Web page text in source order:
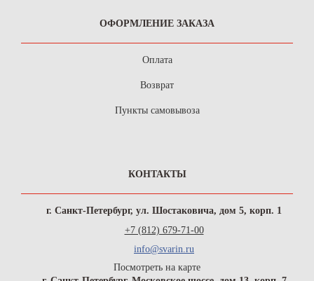
ОФОРМЛЕНИЕ ЗАКАЗА
Оплата
Возврат
Пункты самовывоза
КОНТАКТЫ
г. Санкт-Петербург, ул. Шостаковича, дом 5, корп. 1
+7 (812) 679-71-00
info@svarin.ru
Посмотреть на карте